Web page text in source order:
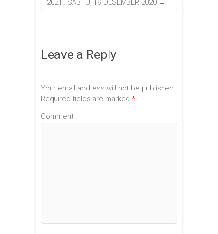
2021…SABTU, 19 DESEMBER 2020 →
Leave a Reply
Your email address will not be published.
Required fields are marked *
Comment